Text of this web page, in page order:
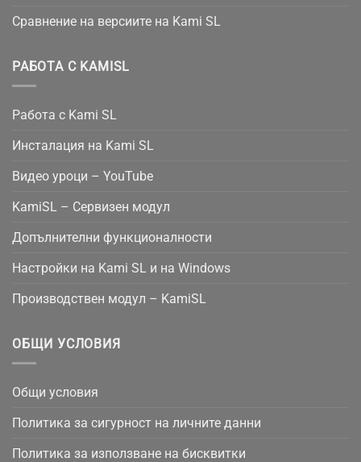
Сравнение на версиите на Kami SL
РАБОТА С KAMISL
Работа с Kami SL
Инсталация на Kami SL
Видео уроци – YouTube
KamiSL – Сервизен модул
Допълнителни функционалности
Настройки на Kami SL и на Windows
Производствен модул – KamiSL
ОБЩИ УСЛОВИЯ
Общи условия
Политика за сигурност на личните данни
Политика за използване на бисквитки